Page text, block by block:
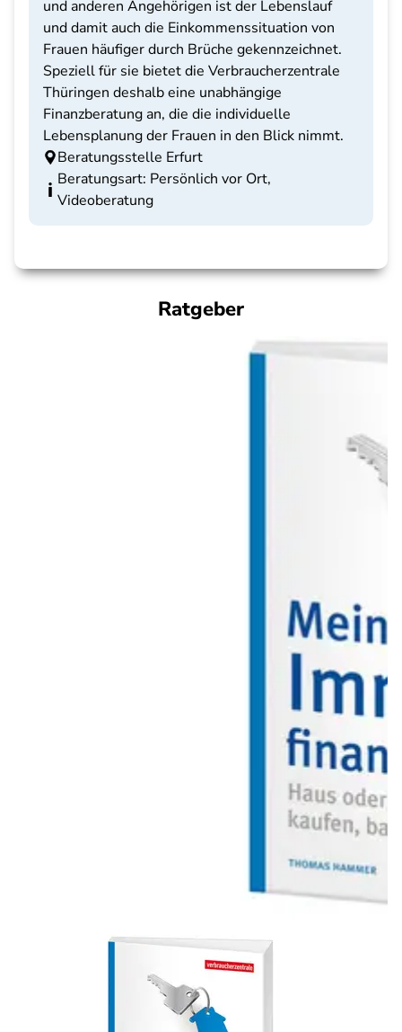
und anderen Angehörigen ist der Lebenslauf
und damit auch die Einkommenssituation von
Frauen häufiger durch Brüche gekennzeichnet.
Speziell für sie bietet die Verbraucherzentrale
Thüringen deshalb eine unabhängige
Finanzberatung an, die die individuelle
Lebensplanung der Frauen in den Blick nimmt.
Beratungsstelle Erfurt
Beratungsart: Persönlich vor Ort,
Videoberatung
Ratgeber